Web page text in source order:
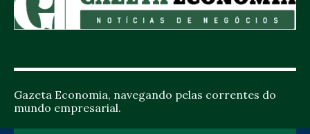
Gazeta Economia, navegando pelas correntes do
mundo empresarial.